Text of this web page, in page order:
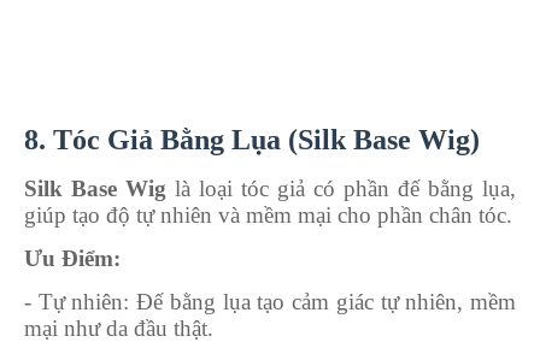
8. Tóc Giả Bằng Lụa (Silk Base Wig)
Silk Base Wig là loại tóc giả có phần đế bằng lụa,
giúp tạo độ tự nhiên và mềm mại cho phần chân tóc.
Ưu Điểm:
- Tự nhiên: Đế bằng lụa tạo cảm giác tự nhiên, mềm
mại như da đầu thật.